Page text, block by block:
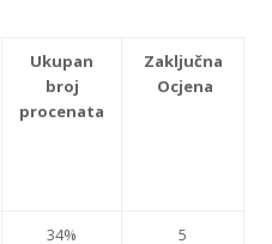
Ukupan
broj
procenata
Zaključna
Ocjena
34% 5